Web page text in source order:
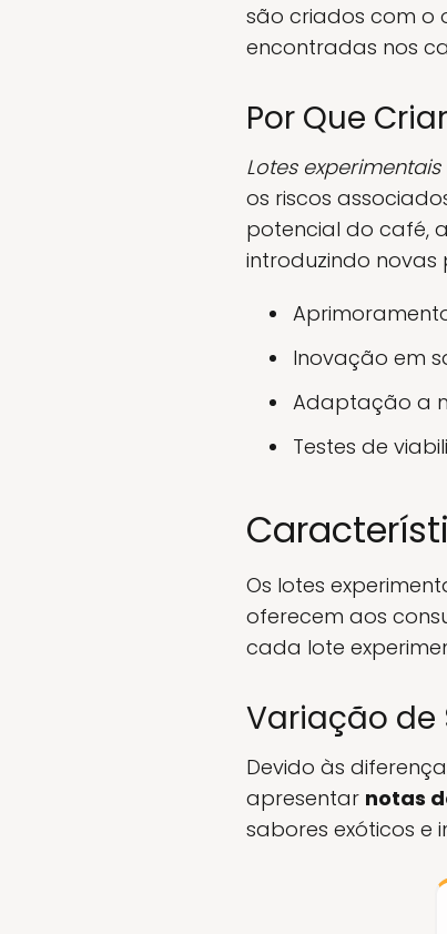
são criados com o
encontradas nos
Por Que
Lotes experimentais
os riscos
potencial do café,
introduzindo novas
Inovação em
Adaptação a
Testes de
Os lotes
oferecem aos
cada lote
Variação de
Devido às
apresentar notas
sabores exóticos e